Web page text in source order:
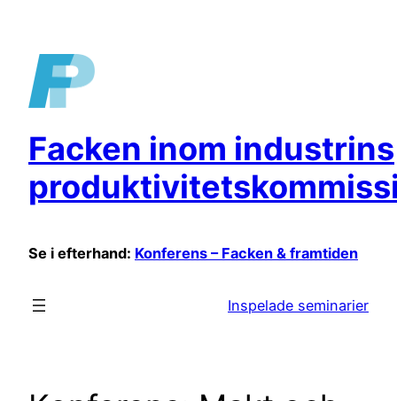
innehåll
Facken inom industrins
Se i efterhand: Konferens – Facken & framtiden
Inspelade seminarier